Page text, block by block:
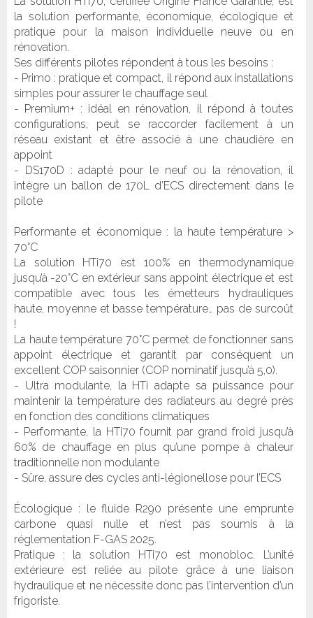
la solution performante, économique, écologique et
pratique pour la maison individuelle neuve ou en
rénovation.
Ses différents pilotes répondent à tous les besoins :
- Primo : pratique et compact, il répond aux installations
simples pour assurer le chauffage seul
- Premium+ : idéal en rénovation, il répond à toutes
configurations, peut se raccorder facilement à un
réseau existant et être associé à une chaudière en
appoint
- DS170D : adapté pour le neuf ou la rénovation, il
intègre un ballon de 170L d’ECS directement dans le
pilote
Performante et économique : la haute température >
70°C
La solution HTi70 est 100% en thermodynamique
jusqu’à -20°C en extérieur sans appoint électrique et est
compatible avec tous les émetteurs hydrauliques
haute, moyenne et basse température… pas de surcoût
!
La haute température 70°C permet de fonctionner sans
appoint électrique et garantit par conséquent un
excellent COP saisonnier (COP nominatif jusqu’à 5,0).
- Ultra modulante, la HTi adapte sa puissance pour
maintenir la température des radiateurs au degré près
en fonction des conditions climatiques
- Performante, la HTi70 fournit par grand froid jusqu’à
60% de chauffage en plus qu’une pompe à chaleur
traditionnelle non modulante
- Sûre, assure des cycles anti-légionellose pour l’ECS
Écologique : le fluide R290 présente une emprunte
carbone quasi nulle et n’est pas soumis à la
réglementation F-GAS 2025.
Pratique : la solution HTi70 est monobloc. L’unité
extérieure est reliée au pilote grâce à une liaison
hydraulique et ne nécessite donc pas l’intervention d’un
frigoriste.